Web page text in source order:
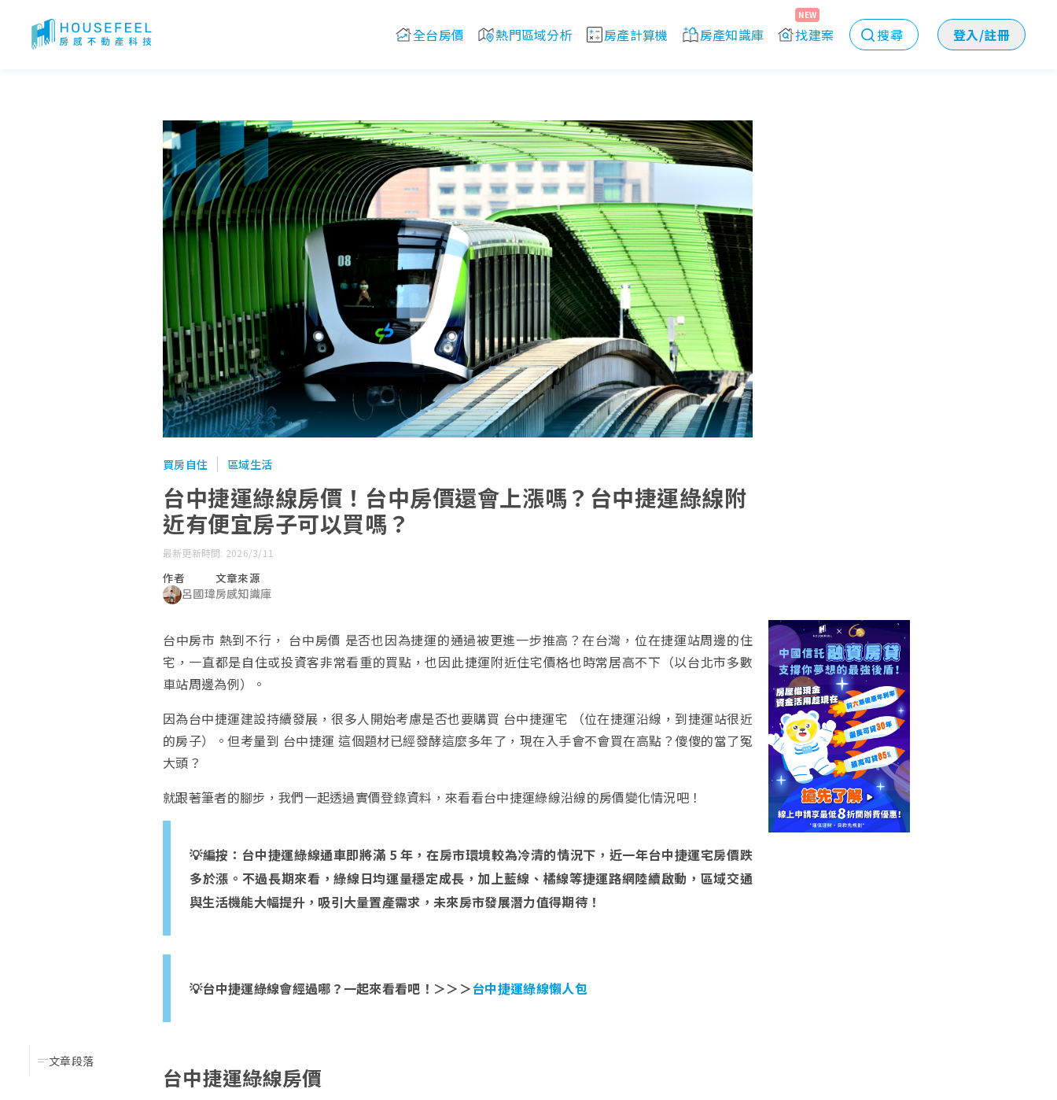
全台房價 熱門區域分析 房產計算機 房產知識庫 找建案
NEW
搜尋 登入/註冊
買房自住 區域生活
台中捷運綠線房價！台中房價還會上漲嗎？台中捷運綠線附
近有便宜房子可以買嗎？
最新更新時間: 2026/3/11
作者
呂國瑋
文章來源
房感知識庫
文章段落
台中房市 熱到不行， 台中房價 是否也因為捷運的通過被更進一步推高？在台灣，位在捷運站周邊的住
宅，一直都是自住或投資客非常看重的買點，也因此捷運附近住宅價格也時常居高不下（以台北市多數
車站周邊為例）。
因為台中捷運建設持續發展，很多人開始考慮是否也要購買 台中捷運宅 （位在捷運沿線，到捷運站很近
的房子）。但考量到 台中捷運 這個題材已經發酵這麼多年了，現在入手會不會買在高點？傻傻的當了冤
大頭？
就跟著筆者的腳步，我們一起透過實價登錄資料，來看看台中捷運綠線沿線的房價變化情況吧！
💡編按：台中捷運綠線通車即將滿 5 年，在房市環境較為冷清的情況下，近一年台中捷運宅房價跌
多於漲。不過長期來看，綠線日均運量穩定成長，加上藍線、橘線等捷運路網陸續啟動，區域交通
與生活機能大幅提升，吸引大量置產需求，未來房市發展潛力值得期待！
💡台中捷運綠線會經過哪？一起來看看吧！＞＞＞台中捷運綠線懶人包
台中捷運綠線房價